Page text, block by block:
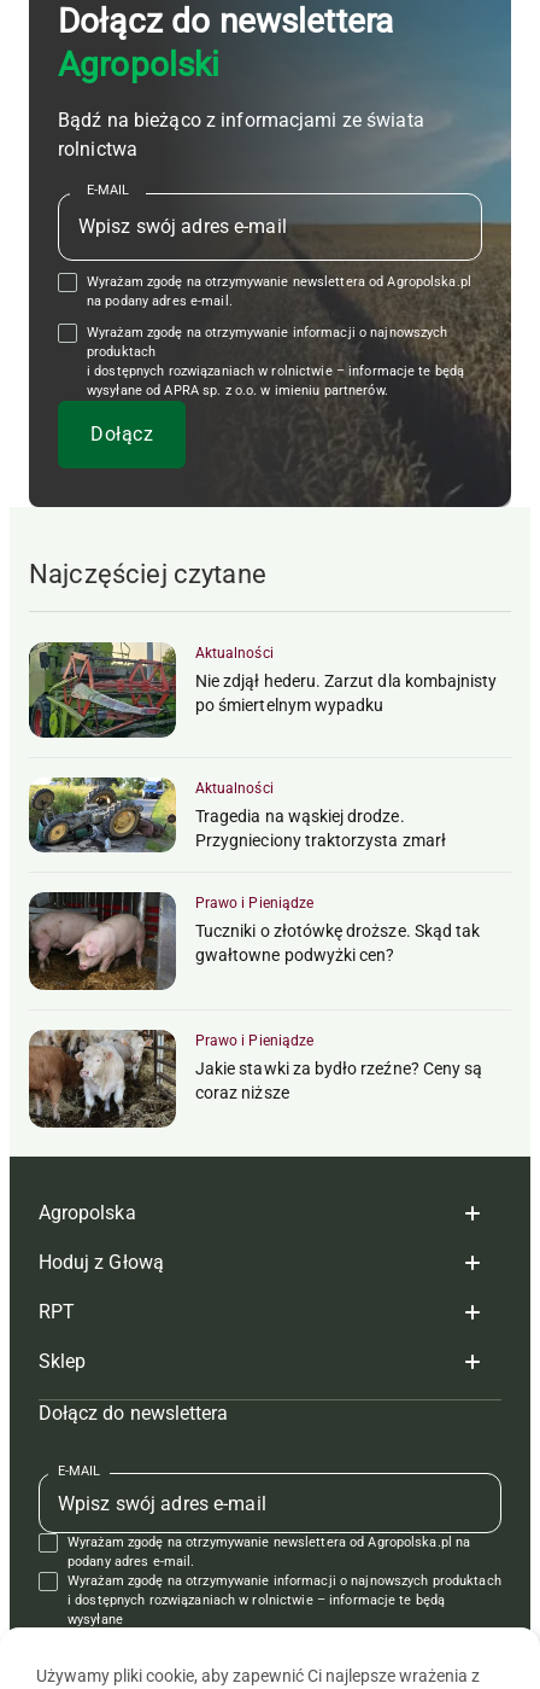
Dołącz do newslettera
Agropolski
Bądź na bieżąco z informacjami ze świata
rolnictwa
E-MAIL
Wyrażam zgodę na otrzymywanie newslettera od Agropolska.pl
na podany adres e-mail.
Wyrażam zgodę na otrzymywanie informacji o najnowszych
produktach
i dostępnych rozwiązaniach w rolnictwie – informacje te będą
wysyłane od APRA sp. z o.o. w imieniu partnerów.
Najczęściej czytane
Aktualności
Nie zdjął hederu. Zarzut dla kombajnisty
po śmiertelnym wypadku
Aktualności
Tragedia na wąskiej drodze.
Przygnieciony traktorzysta zmarł
Prawo i Pieniądze
Tuczniki o złotówkę droższe. Skąd tak
gwałtowne podwyżki cen?
Prawo i Pieniądze
Jakie stawki za bydło rzeźne? Ceny są
coraz niższe
Agropolska
Redakcja
Reklama
Tagi
Mapa serwisu
Kontakt
Regulamin
Polityka prywatności
Hoduj z Głową
Hoduj z głową bydło
Hoduj z głową świnie
Prenumerata
Redakcja
Kontakt
Reklama
RPT
Redakcja
Prenumerata
Reklama
Kontakt
Krzyżówki
Sklep
Czasopisma i prenumerata
Książki
Regulamin
Dołącz do newslettera
E-MAIL
Wyrażam zgodę na otrzymywanie newslettera od Agropolska.pl na
podany adres e-mail.
Wyrażam zgodę na otrzymywanie informacji o najnowszych produktach
i dostępnych rozwiązaniach w rolnictwie – informacje te będą
wysyłane
Używamy pliki cookie, aby zapewnić Ci najlepsze wrażenia z